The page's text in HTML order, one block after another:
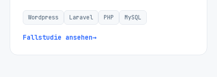
Wordpress Laravel PHP MySQL
Fallstudie ansehen→